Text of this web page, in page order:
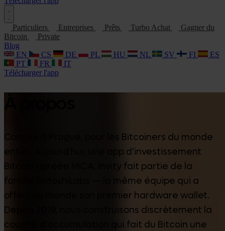
Particuliers Entreprises Prêts Turbo Achat
Gagner du
Bitcoin
Private
Blog
EN
CS DE PL HU NL SV FI
ES
PT
FR
IT
Télécharger l'app
Conçue à Prague, pour les Bitcoiners du monde
entier. Aujourd'hui, une app d'investissement
Bitcoin agréée MiCA. Invity fait partie de la
famille SatoshiLabs — la même équipe qui a
offert au monde son premier hardware wallet.
Depuis 2019, nous construisons discrètement la
couche d'accumulation qui fait du Bitcoin une